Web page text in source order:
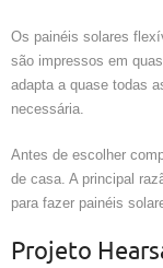
Os painéis solares
são impressos em
adapta a quase todas
necessária.
Antes de escolher
de casa. A principal
para fazer painéis
Projeto